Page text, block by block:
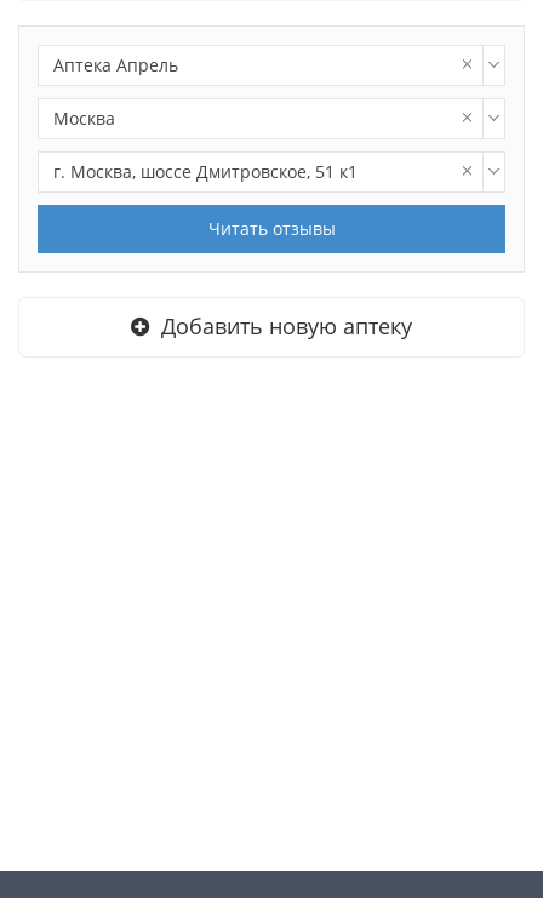
Аптека Апрель
Москва
г. Москва, шоссе Дмитровское, 51 к1
Читать отзывы
Добавить новую аптеку